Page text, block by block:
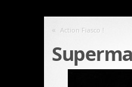
« Action Fiasco !